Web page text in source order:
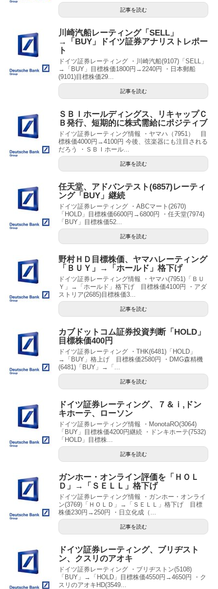
記事を読む
川崎汽船レーティング「SELL」
→「BUY」ドイツ証券アナリストレポー
ト
ドイツ証券レーティング ・川崎汽船(9107)「SELL」
→「BUY」目標株価1800円→2240円 ・日本郵船
(9101)目標株価29...
記事を読む
ＳＢＩホールディングス、リキャップＣ
Ｂ発行、短期的に株式需給にポジティブ
ドイツ証券レーティング情報 ・ヤマハ（7951） 目
標株価4000円→4100円 今後、弦楽器にも注目される
だろう ・ＳＢＩホール...
記事を読む
任天堂、アドバンテスト(6857)レーティ
ング「BUY」継続
ドイツ証券レーティング ・ABCマート(2670)
「HOLD」目標株価6600円→6800円 ・任天堂(7974)
「BUY」目標株価52...
記事を読む
野村ＨＤ目標株価、ヤマハレーティング
「ＢＵＹ」→「ホールド」格下げ
ドイツ証券レーティング情報 ・ヤマハ(7951)「ＢＵ
Ｙ」→「ホールド」格下げ 目標株価4100円 ・アダ
ストリア(2685)目標株価3...
記事を読む
カブドットコム証券投資判断「HOLD」
目標株価400円
ドイツ証券レーティング ・THK(6481)「HOLD」
→「BUY」格上げ 目標株価2580円 ・DMG森精機
(6481)「BUY」→「...
記事を読む
ドイツ証券レーティング、７＆ｉ,ドン
キホーテ、ローソン
ドイツ証券レーティング情報 ・MonotaRO(3064)
「BUY」目標株価4200円継続 ・ドンキホーテ(7532)
「HOLD」目標株...
記事を読む
ガンホー・オンライン評価を「ＨＯＬ
Ｄ」→「ＳＥＬＬ」格下げ
ドイツ証券レーティング情報 ・ガンホー・オンライ
ン(3769)「ＨＯＬＤ」→「ＳＥＬＬ」格下げ 目標
株価230円→250円 ・日立化成（...
記事を読む
ドイツ証券レーティング、ブリヂスト
ン、クスリのアオキ
ドイツ証券レーティング ・ブリヂストン(5108)
「BUY」→「HOLD」目標株価4550円→4650円 ・ク
スリのアオキHD(3549...